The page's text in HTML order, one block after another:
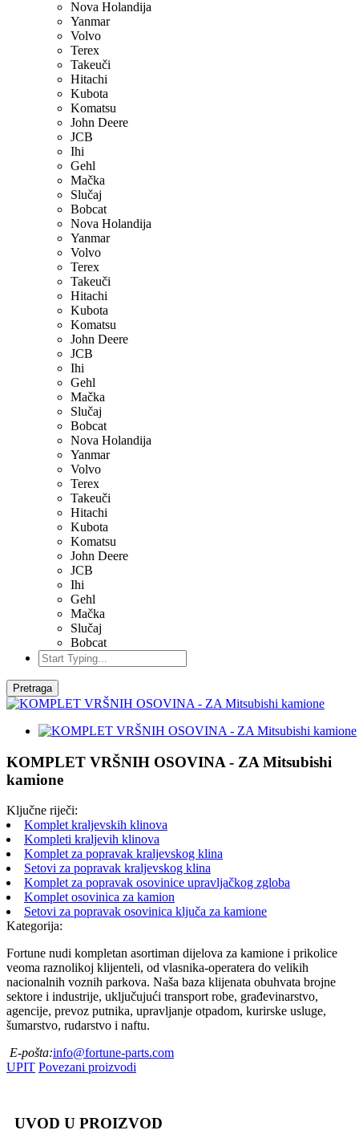
Nova Holandija
Yanmar
Volvo
Terex
Takeuči
Hitachi
Kubota
Komatsu
John Deere
JCB
Ihi
Gehl
Mačka
Slučaj
Bobcat
Nova Holandija
Yanmar
Volvo
Terex
Takeuči
Hitachi
Kubota
Komatsu
John Deere
JCB
Ihi
Gehl
Mačka
Slučaj
Bobcat
Nova Holandija
Yanmar
Volvo
Terex
Takeuči
Hitachi
Kubota
Komatsu
John Deere
JCB
Ihi
Gehl
Mačka
Slučaj
Bobcat
Pretraga
KOMPLET VRŠNIH OSOVINA - ZA Mitsubishi
kamione
Ključne riječi:
Komplet kraljevskih klinova
Kompleti kraljevih klinova
Komplet za popravak kraljevskog klina
Setovi za popravak kraljevskog klina
Komplet za popravak osovinice upravljačkog zgloba
Komplet osovinica za kamion
Setovi za popravak osovinica ključa za kamione
Kategorija:
Fortune nudi kompletan asortiman dijelova za kamione i prikolice
veoma raznolikoj klijenteli, od vlasnika-operatera do velikih
nacionalnih voznih parkova. Naša baza klijenata obuhvata brojne
sektore i industrije, uključujući transport robe, građevinarstvo,
agencije, prevoz putnika, upravljanje otpadom, kurirske usluge,
šumarstvo, rudarstvo i naftu.
E-pošta:info@fortune-parts.com
UPIT Povezani proizvodi
UVOD U PROIZVOD